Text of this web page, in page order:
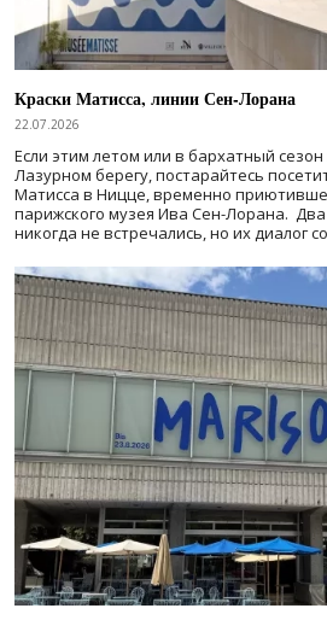
Краски Матисса, линии Сен-Лорана
22.07.2026
Если этим летом или в бархатный
Лазурном берегу, постарайтесь
Матисса в Ницце, временно
парижского музея Ива Сен-Лорана.
никогда не встречались, но их диалог